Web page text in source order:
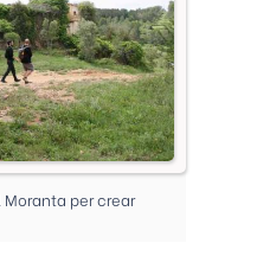
per crear